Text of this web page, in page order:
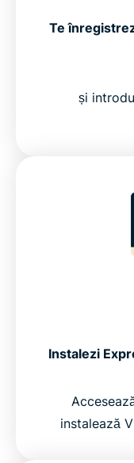
Te
și
Instalezi
instalează